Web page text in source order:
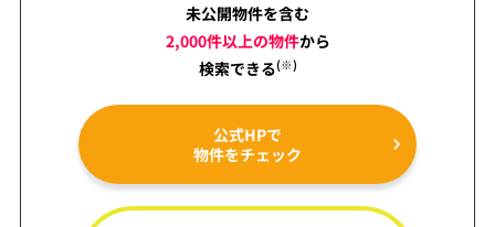
未公開物件を含む
2,000件以上の物件から
検索できる(※)
公式HPで
物件をチェック